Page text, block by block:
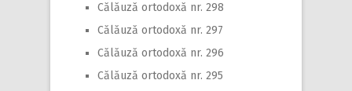
Călăuză ortodoxă nr. 298
Călăuză ortodoxă nr. 297
Călăuză ortodoxă nr. 296
Călăuză ortodoxă nr. 295